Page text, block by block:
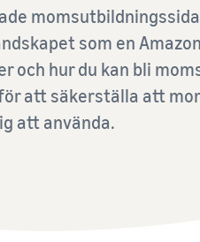
och
Lär
tjänster
som en
och hur du kan bli
att säkerställa att
att använda.